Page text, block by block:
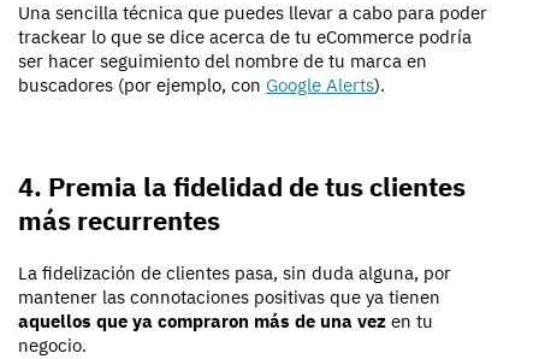
Una sencilla técnica que puedes llevar a cabo para poder
trackear lo que se dice acerca de tu eCommerce podría
ser hacer seguimiento del nombre de tu marca en
buscadores (por ejemplo, con Google Alerts).
4. Premia la fidelidad de tus clientes
más recurrentes
La fidelización de clientes pasa, sin duda alguna, por
mantener las connotaciones positivas que ya tienen
aquellos que ya compraron más de una vez en tu
negocio.